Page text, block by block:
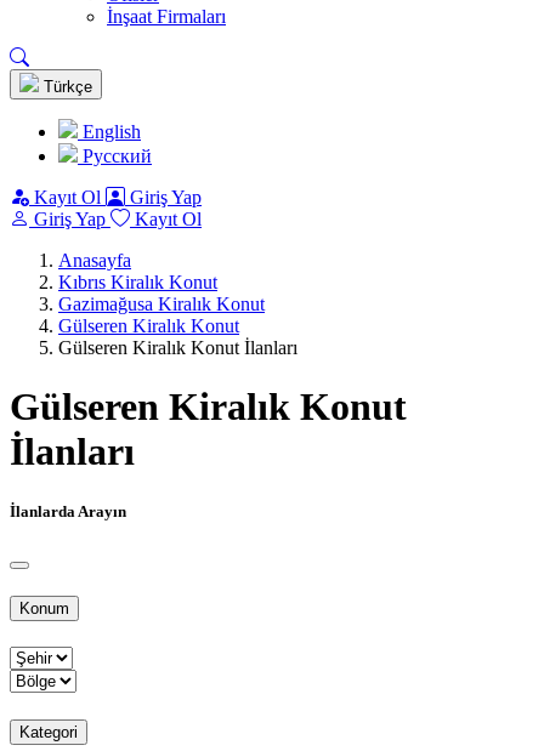
İnşaat Firmaları
Türkçe
English
Pусский
Kayıt Ol
Giriş Yap
Giriş Yap
Kayıt Ol
Anasayfa
Kıbrıs Kiralık Konut
Gazimağusa Kiralık Konut
Gülseren Kiralık Konut
Gülseren Kiralık Konut İlanları
Gülseren Kiralık Konut
İlanları
İlanlarda Arayın
Konum
Kategori